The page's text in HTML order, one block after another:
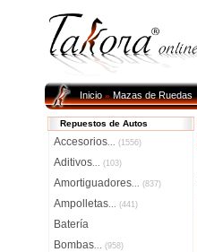
Inicio»Mazas de Ruedas
Repuestos de Autos
Accesorios... (1556)
Aditivos... (103)
Amortiguadores... (837)
Ampolletas... (441)
Batería
Bombas... (958)